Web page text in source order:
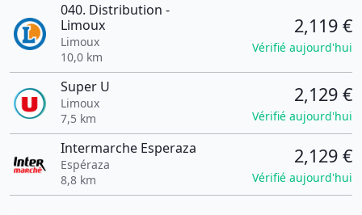
040. Distribution -
Limoux
Limoux
10,0 km
2,119 €
Vérifié aujourd'hui
Super U
Limoux
7,5 km
2,129 €
Vérifié aujourd'hui
Intermarche Esperaza
Espéraza
8,8 km
2,129 €
Vérifié aujourd'hui